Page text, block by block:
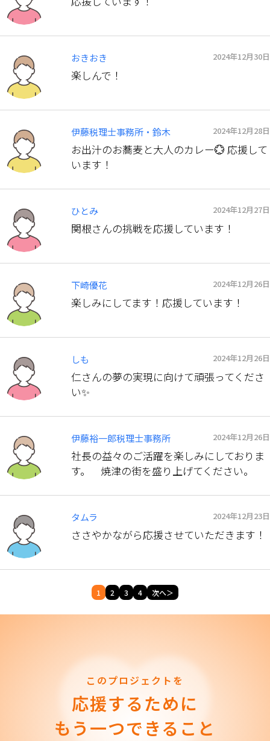
おきおき 2024年12月30日
楽しんで！
伊藤税理士事務所・鈴木 2024年12月28日
お出汁のお蕎麦と大人のカレー💮 応援して
います！
ひとみ 2024年12月27日
関根さんの挑戦を応援しています！
下崎優花 2024年12月26日
楽しみにしてます！応援しています！
しも 2024年12月26日
仁さんの夢の実現に向けて頑張ってくださ
い✨
伊藤裕一郎税理士事務所 2024年12月26日
社長の益々のご活躍を楽しみにしておりま
す。 焼津の街を盛り上げてください。
タムラ 2024年12月23日
ささやかながら応援させていただきます！
1 2 3 4 次へ＞
このプロジェクトを
応援するために
もう一つできること